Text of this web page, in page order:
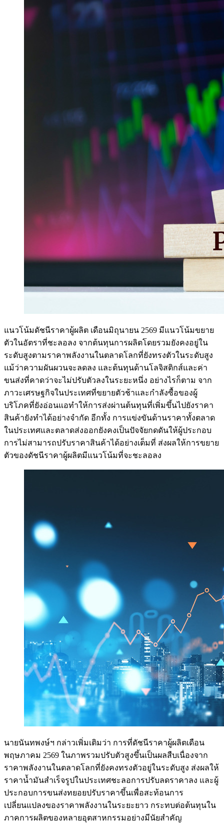
แนวโน้มดัชนีราคาผู้ผลิต เดือนมิถุนายน 2569 มีแนวโน้มขยาย
ตัวในอัตราที่ชะลอลง จากต้นทุนการผลิตโดยรวมยังคงอยู่ใน
ระดับสูงตามราคาพลังงานในตลาดโลกที่ยังทรงตัวในระดับสูง
แม้ว่าความผันผวนจะลดลง และต้นทุนด้านโลจิสติกส์และค่า
ขนส่งที่คาดว่าจะไม่ปรับตัวลงในระยะหนึ่ง อย่างไรก็ตาม จาก
ภาวะเศรษฐกิจในประเทศที่ขยายตัวช้าและกำลังซื้อของผู้
บริโภคที่ยังอ่อนแอทำให้การส่งผ่านต้นทุนที่เพิ่มขึ้นไปยังราคา
สินค้ายังทำได้อย่างจำกัด อีกทั้ง การแข่งขันด้านราคาทั้งตลาด
ในประเทศและตลาดส่งออกยังคงเป็นปัจจัยกดดันให้ผู้ประกอบ
การไม่สามารถปรับราคาสินค้าได้อย่างเต็มที่ ส่งผลให้การขยาย
ตัวของดัชนีราคาผู้ผลิตมีแนวโน้มที่จะชะลอลง
นายนันทพงษ์ฯ กล่าวเพิ่มเติมว่า การที่ดัชนีราคาผู้ผลิตเดือน
พฤษภาคม 2569 ในภาพรวมปรับตัวสูงขึ้นเป็นผลสืบเนื่องจาก
ราคาพลังงานในตลาดโลกที่ยังคงทรงตัวอยู่ในระดับสูง ส่งผลให้
ราคาน้ำมันสำเร็จรูปในประเทศชะลอการปรับลดราคาลง และผู้
ประกอบการขนส่งทยอยปรับราคาขึ้นเพื่อสะท้อนการ
เปลี่ยนแปลงของราคาพลังงานในระยะยาว กระทบต่อต้นทุนใน
ภาคการผลิตของหลายอุตสาหกรรมอย่างมีนัยสำคัญ